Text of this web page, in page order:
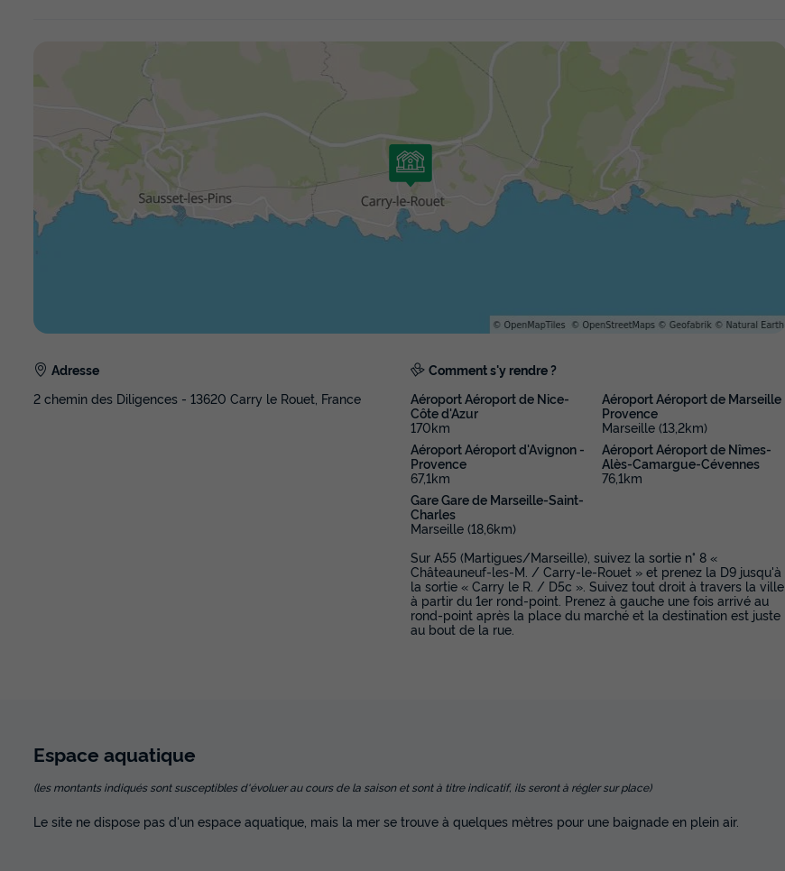
Adresse
2 chemin des Diligences - 13620 Carry le Rouet, France
Comment s'y rendre ?
Aéroport Aéroport de Nice-
Côte d'Azur
170km
Aéroport Aéroport de Marseille
Provence
Marseille (13,2km)
Aéroport Aéroport d'Avignon -
Provence
67,1km
Aéroport Aéroport de Nîmes-
Alès-Camargue-Cévennes
76,1km
Gare Gare de Marseille-Saint-
Charles
Marseille (18,6km)
Sur A55 (Martigues/Marseille), suivez la sortie n° 8 «
Châteauneuf-les-M. / Carry-le-Rouet » et prenez la D9 jusqu'à
la sortie « Carry le R. / D5c ». Suivez tout droit à travers la ville
à partir du 1er rond-point. Prenez à gauche une fois arrivé au
rond-point après la place du marché et la destination est juste
au bout de la rue.
Espace aquatique
(les montants indiqués sont susceptibles d'évoluer au cours de la saison et sont à titre indicatif, ils seront à régler sur place)
Le site ne dispose pas d'un espace aquatique, mais la mer se trouve à quelques mètres pour une baignade en plein air.